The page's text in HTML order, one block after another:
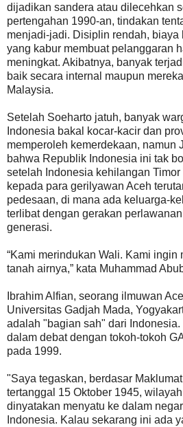
dijadikan sandera atau dilecehkan
pertengahan 1990-an, tindakan
menjadi-jadi. Disiplin rendah, biaya
yang kabur membuat pelanggaran
meningkat. Akibatnya, banyak
baik secara internal maupun
Malaysia.
Setelah Soeharto jatuh, banyak
Indonesia bakal kocar-kacir dan
memperoleh kemerdekaan, namun
bahwa Republik Indonesia ini tak
setelah Indonesia kehilangan Timor
kepada para gerilyawan Aceh
pedesaan, di mana ada keluarga-
terlibat dengan gerakan
generasi.
“Kami merindukan Wali. Kami ingin
tanah airnya,” kata Muhammad
Ibrahim Alfian, seorang ilmuwan
Universitas Gadjah Mada,
adalah "bagian sah" dari
dalam debat dengan tokoh-tokoh
pada 1999.
"Saya tegaskan, berdasar
tertanggal 15 Oktober 1945,
dinyatakan menyatu ke dalam
Indonesia. Kalau sekarang ini ada